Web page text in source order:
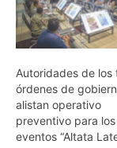
Autoridades de los
órdenes de
alistan operativo
preventivo para los
eventos “Altata